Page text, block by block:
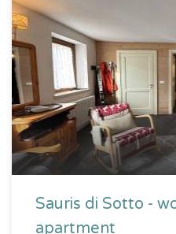
Sauris di Sotto -
apartment